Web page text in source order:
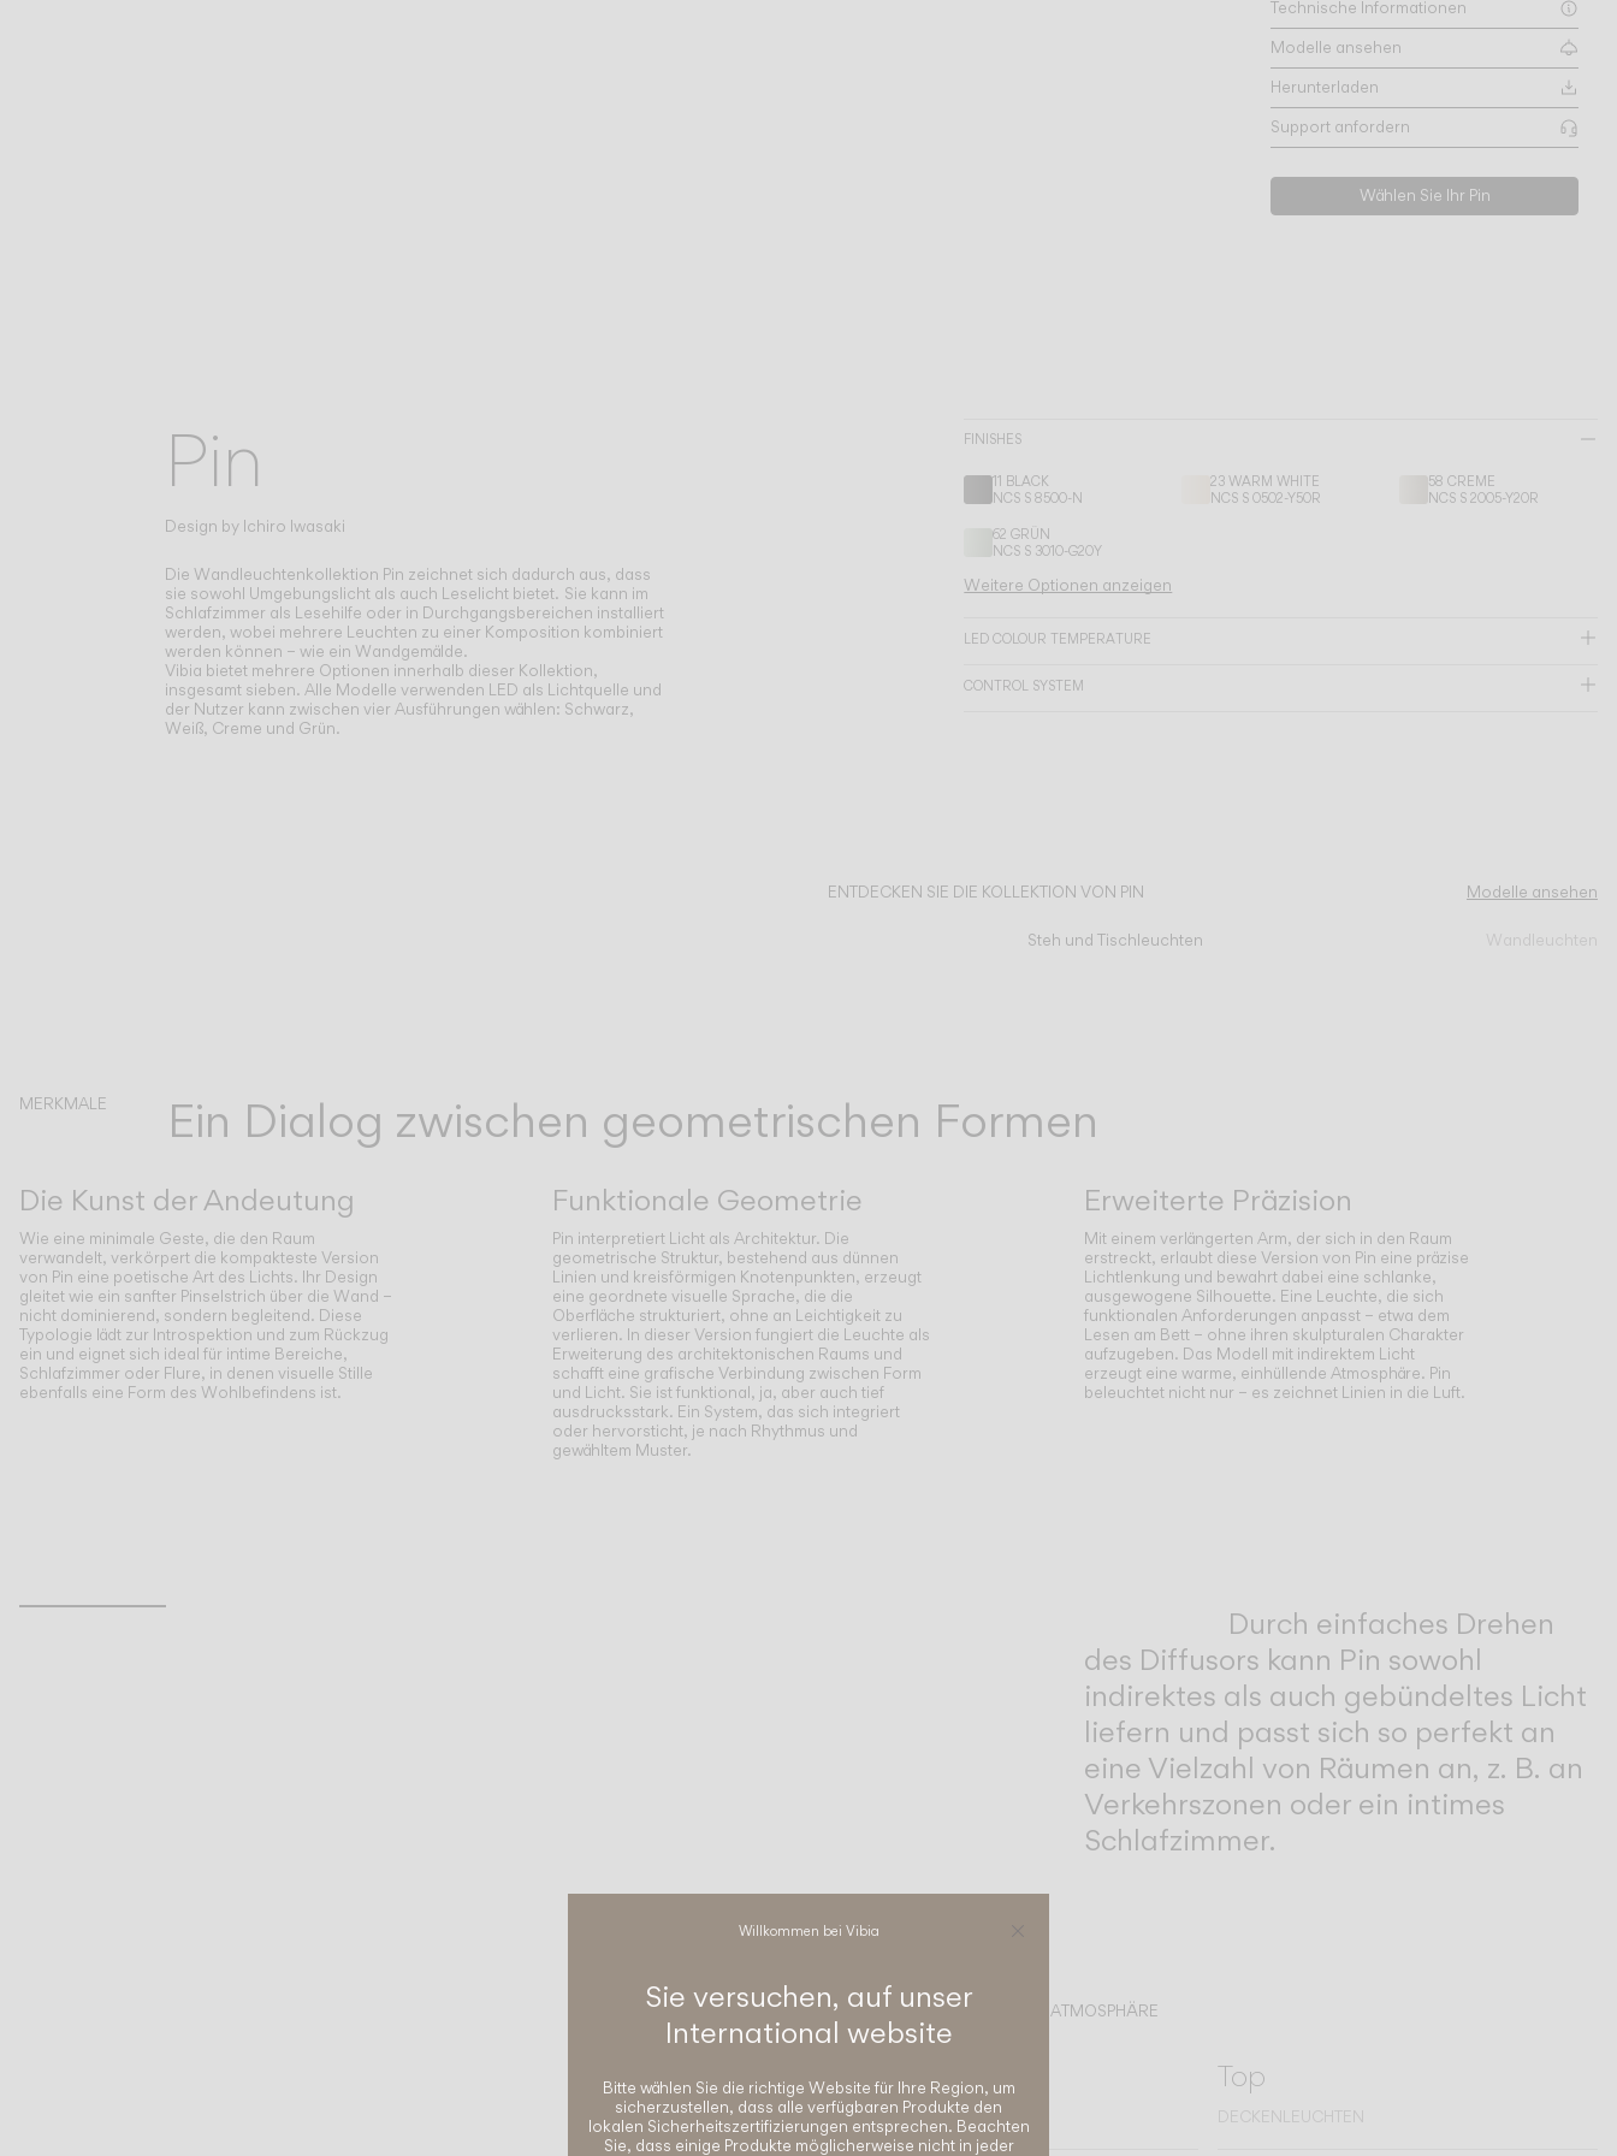
Technische Informationen
Modelle ansehen
Herunterladen
Support anfordern
Wählen Sie Ihr Pin
Pin
Design by Ichiro Iwasaki
Die Wandleuchtenkollektion Pin zeichnet sich dadurch aus, dass
sie sowohl Umgebungslicht als auch Leselicht bietet. Sie kann im
Schlafzimmer als Lesehilfe oder in Durchgangsbereichen installiert
werden, wobei mehrere Leuchten zu einer Komposition kombiniert
werden können – wie ein Wandgemälde.
Vibia bietet mehrere Optionen innerhalb dieser Kollektion,
insgesamt sieben. Alle Modelle verwenden LED als Lichtquelle und
der Nutzer kann zwischen vier Ausführungen wählen: Schwarz,
Weiß, Creme und Grün.
FINISHES
11 BLACK
NCS S 8500-N
23 WARM WHITE
NCS S 0502-Y50R
58 CREME
NCS S 2005-Y20R
62 GRÜN
NCS S 3010-G20Y
Weitere Optionen anzeigen
LED COLOUR TEMPERATURE
CONTROL SYSTEM
ENTDECKEN SIE DIE KOLLEKTION VON PIN Modelle ansehen
Steh und Tischleuchten Wandleuchten
MERKMALE Ein Dialog zwischen geometrischen Formen
Die Kunst der Andeutung
Wie eine minimale Geste, die den Raum
verwandelt, verkörpert die kompakteste Version
von Pin eine poetische Art des Lichts. Ihr Design
gleitet wie ein sanfter Pinselstrich über die Wand –
nicht dominierend, sondern begleitend. Diese
Typologie lädt zur Introspektion und zum Rückzug
ein und eignet sich ideal für intime Bereiche,
Schlafzimmer oder Flure, in denen visuelle Stille
ebenfalls eine Form des Wohlbefindens ist.
Funktionale Geometrie
Pin interpretiert Licht als Architektur. Die
geometrische Struktur, bestehend aus dünnen
Linien und kreisförmigen Knotenpunkten, erzeugt
eine geordnete visuelle Sprache, die die
Oberfläche strukturiert, ohne an Leichtigkeit zu
verlieren. In dieser Version fungiert die Leuchte als
Erweiterung des architektonischen Raums und
schafft eine grafische Verbindung zwischen Form
und Licht. Sie ist funktional, ja, aber auch tief
ausdrucksstark. Ein System, das sich integriert
oder hervorsticht, je nach Rhythmus und
gewähltem Muster.
Erweiterte Präzision
Mit einem verlängerten Arm, der sich in den Raum
erstreckt, erlaubt diese Version von Pin eine präzise
Lichtlenkung und bewahrt dabei eine schlanke,
ausgewogene Silhouette. Eine Leuchte, die sich
funktionalen Anforderungen anpasst – etwa dem
Lesen am Bett – ohne ihren skulpturalen Charakter
aufzugeben. Das Modell mit indirektem Licht
erzeugt eine warme, einhüllende Atmosphäre. Pin
beleuchtet nicht nur – es zeichnet Linien in die Luft.
Inspirational Book
Durch einfaches Drehen
des Diffusors kann Pin sowohl
indirektes als auch gebündeltes Licht
liefern und passt sich so perfekt an
eine Vielzahl von Räumen an, z. B. an
Verkehrszonen oder ein intimes
Schlafzimmer.
VERVOLLSTÄNDIGEN SIE IHRE ATMOSPHÄRE
Bind solo
DECKENLEUCHTEN
Top
DECKENLEUCHTEN
Willkommen bei Vibia
Sie versuchen, auf unser
International website
Bitte wählen Sie die richtige Website für Ihre Region, um
sicherzustellen, dass alle verfügbaren Produkte den
lokalen Sicherheitszertifizierungen entsprechen. Beachten
Sie, dass einige Produkte möglicherweise nicht in jeder